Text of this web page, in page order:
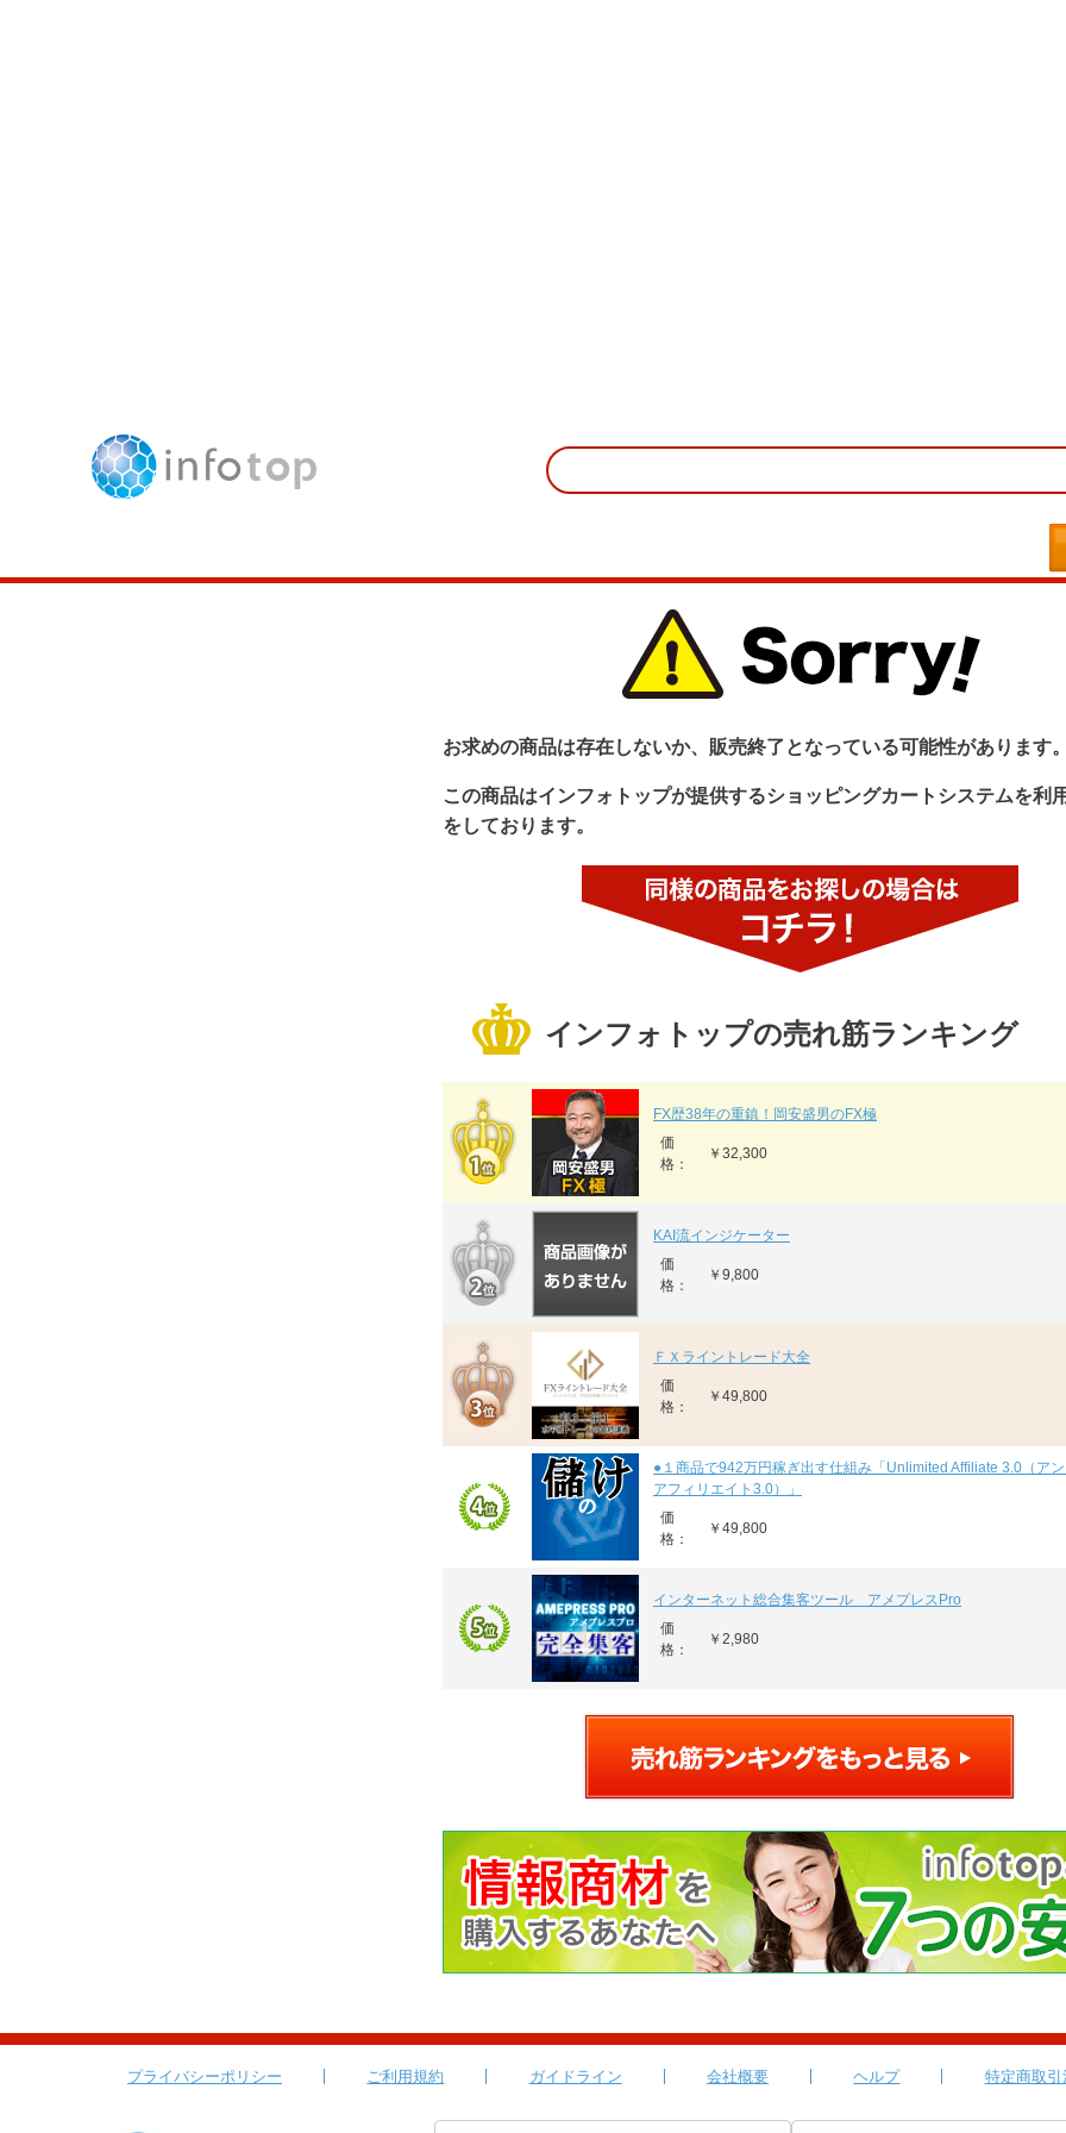
お求めの商品は存在しないか、販売終了となっている可能性があります。
この商品はインフォトップが提供するショッピングカートシステムを利
をしております。
インフォトップの売れ筋ランキング
FX歴38年の重鎮！岡安盛男のFX極
価
格：
￥32,300
KAI流インジケーター
価
格：
￥9,800
ＦＸライントレード大全
価
格：
￥49,800
●１商品で942万円稼ぎ出す仕組み「Unlimited Affiliate 3.0（ア
アフィリエイト3.0）」
価
格：
￥49,800
インターネット総合集客ツール アメプレスPro
価
格：
￥2,980
プライバシーポリシー ご利用規約 ガイドライン 会社概要 ヘルプ 特定商取